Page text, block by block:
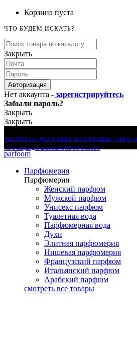
Корзина пуста
ЧТО БУДЕМ ИСКАТЬ?
Закрыть
Авторизация
Нет аккаунта - зарегистрируйтесь
Забыли пароль?
Закрыть
Закрыть
ЭКСПРЕСС-ДОСТАВКА ИЗ ЕВРОПЫ | 100%
-15% скидка для клиентов PARFOOM CLUB®
parfoom
Парфюмерия
Парфюмерия
Женский парфюм
Мужской парфюм
Унисекс парфюм
Туалетная вода
Парфюмерная вода
Духи
Элитная парфюмерия
Нишевая парфюмерия
Французский парфюм
Итальянский парфюм
Арабский парфюм
смотреть все товары